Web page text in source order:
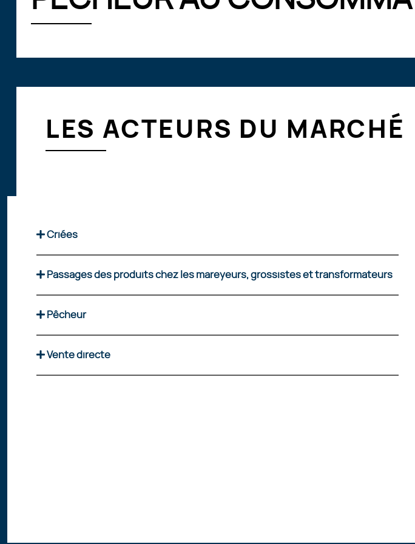
LES ACTEURS DU MARCHÉ
Criées
Passages des produits chez les mareyeurs, grossistes et transformateurs
Pêcheur
Vente directe